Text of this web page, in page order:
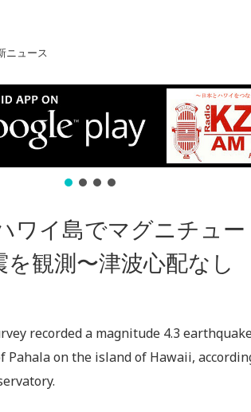
ニュース
ワイ島でマグニチュー
を観測〜津波心配なし
recorded a magnitude 4.3
on the island of Hawaii,